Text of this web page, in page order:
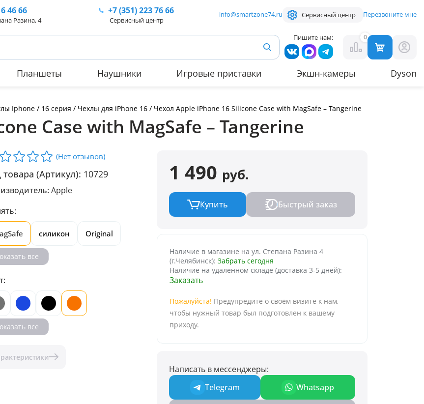
46 66
Разина, 4
+7 (351)223 76 66
Сервисный центр
info@smartzone74.ru Сервисный центр Перезвоните мне
Пишите нам: 0
Планшеты Наушники Игровые приставки Экшн-камеры Dyson
Iphone / 16 серия / Чехлы для iPhone 16 / Чехол Apple iPhone 16 Silicone Case with MagSafe – Tangerine
Case with MagSafe – Tangerine
(Нет отзывов)
товара (Артикул): 10729
Apple
силикон Original
все
все
1 490 руб.
Купить Быстрый заказ
Наличие в магазине на ул. Степана Разина 4
(г.Челябинск): Забрать сегодня
Наличие на удаленном складе (доставка 3-5 дней):
Пожалуйста! Предупредите о своём визите к нам,
чтобы нужный товар был подготовлен к вашему
приходу.
Написать в мессенджеры:
Telegram
Whatsapp